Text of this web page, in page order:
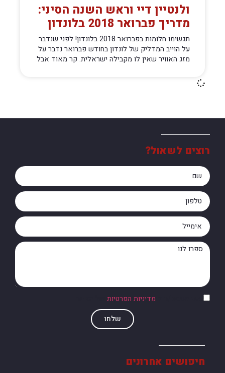
ולנטיין דיי וראש השנה הסיני:
מדריך פברואר 2018 בלונדון
תגשימו חלומות בפברואר 2018 בלונדון! לפני שנדבר
על הוייב המדליק של לונדון בחודש פברואר נדבר על
מזג האוויר שאין לו מקבילה ישראלית. קר מאוד אבל
חיפושים אחרונים
רוצים לשאול?
מדיניות הפרטיות
שלחו